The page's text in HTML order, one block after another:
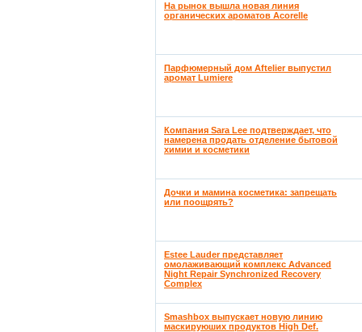
На рынок вышла новая линия
органических ароматов Acorelle
Парфюмерный дом Aftelier выпустил
аромат Lumiere
Компания Sara Lee подтверждает, что
намерена продать отделение бытовой
химии и косметики
Дочки и мамина косметика: запрещать
или поощрять?
Estee Lauder представляет
омолаживающий комплекс Advanced
Night Repair Synchronized Recovery
Complex
Smashbox выпускает новую линию
маскируюших продуктов High Def.